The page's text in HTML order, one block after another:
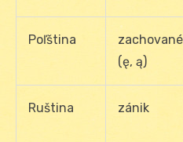
Poľština
zachované
(ę, ą)
Ruština zánik